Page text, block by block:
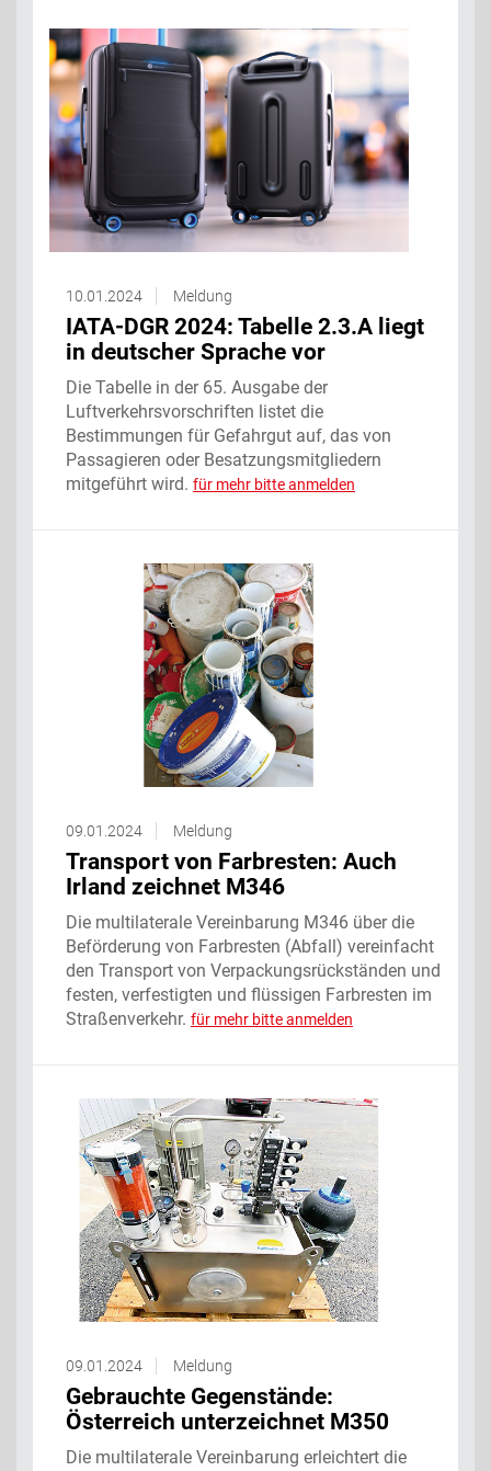
10.01.2024 Meldung
IATA-DGR 2024: Tabelle 2.3.A liegt
in deutscher Sprache vor
Die Tabelle in der 65. Ausgabe der
Luftverkehrsvorschriften listet die
Bestimmungen für Gefahrgut auf, das von
Passagieren oder Besatzungsmitgliedern
mitgeführt wird. für mehr bitte anmelden
09.01.2024 Meldung
Transport von Farbresten: Auch
Irland zeichnet M346
Die multilaterale Vereinbarung M346 über die
Beförderung von Farbresten (Abfall) vereinfacht
den Transport von Verpackungsrückständen und
festen, verfestigten und flüssigen Farbresten im
Straßenverkehr. für mehr bitte anmelden
09.01.2024 Meldung
Gebrauchte Gegenstände:
Österreich unterzeichnet M350
Die multilaterale Vereinbarung erleichtert die